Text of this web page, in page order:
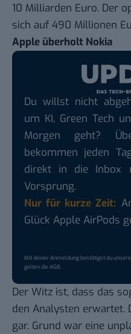
10 Milliarden Euro. Der
sich auf 490 Millionen
Apple überholt Nokia
Du willst nicht
um KI, Green Tech
Morgen geht?
bekommen jeden
direkt in die Inbox
Vorsprung.
Nur für kurze Zeit:
Glück Apple AirPods
Mit deiner Anmeldung bestätigst du unsere
gelten dieAGB.
Der Witz ist, dass das
den Analysten erwartet.
gar. Grund war eine